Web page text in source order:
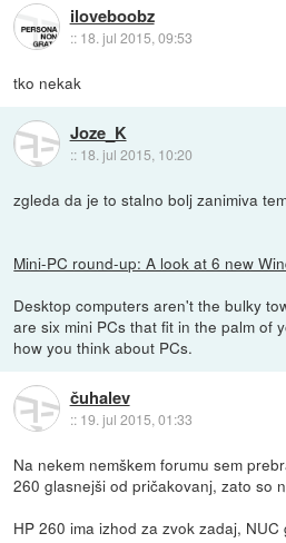
iloveboobz
:: 18. jul 2015, 09:53
tko nekak
Joze_K
:: 18. jul 2015, 10:20
zgleda da je to stalno bolj zanimiva
Mini-PC round-up: A look at 6 new
Desktop computers aren't the bulky
are six mini PCs that fit in the palm of
how you think about PCs.
čuhalev
:: 19. jul 2015, 01:33
Na nekem nemškem forumu sem
260 glasnejši od pričakovanj, zato so
HP 260 ima izhod za zvok zadaj,